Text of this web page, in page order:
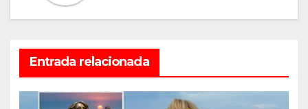
Entrada relacionada